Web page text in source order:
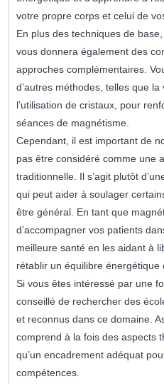
votre propre corps et celui de
En plus des techniques de
vous donnera également des
approches complémentaires.
d’autres méthodes, telles que
l’utilisation de cristaux, pour
séances de magnétisme.
Cependant, il est important de
pas être considéré comme une
traditionnelle. Il s’agit plutôt
qui peut aider à soulager
être général. En tant que
d’accompagner vos patients
meilleure santé en les aidant à
rétablir un équilibre énergétique
Si vous êtes intéressé par une
conseillé de rechercher des
et reconnus dans ce domaine.
comprend à la fois des aspects
qu’un encadrement adéquat
compétences.